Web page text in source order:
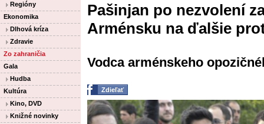
Regióny
Ekonomika
Dlhová kríza
Zdravie
Zo zahraničia
Gala
Hudba
Kultúra
Kino, DVD
Knižné novinky
Pašinjan po nezvolení
Arménsku na ďalšie
Vodca arménskeho
Zdieľať